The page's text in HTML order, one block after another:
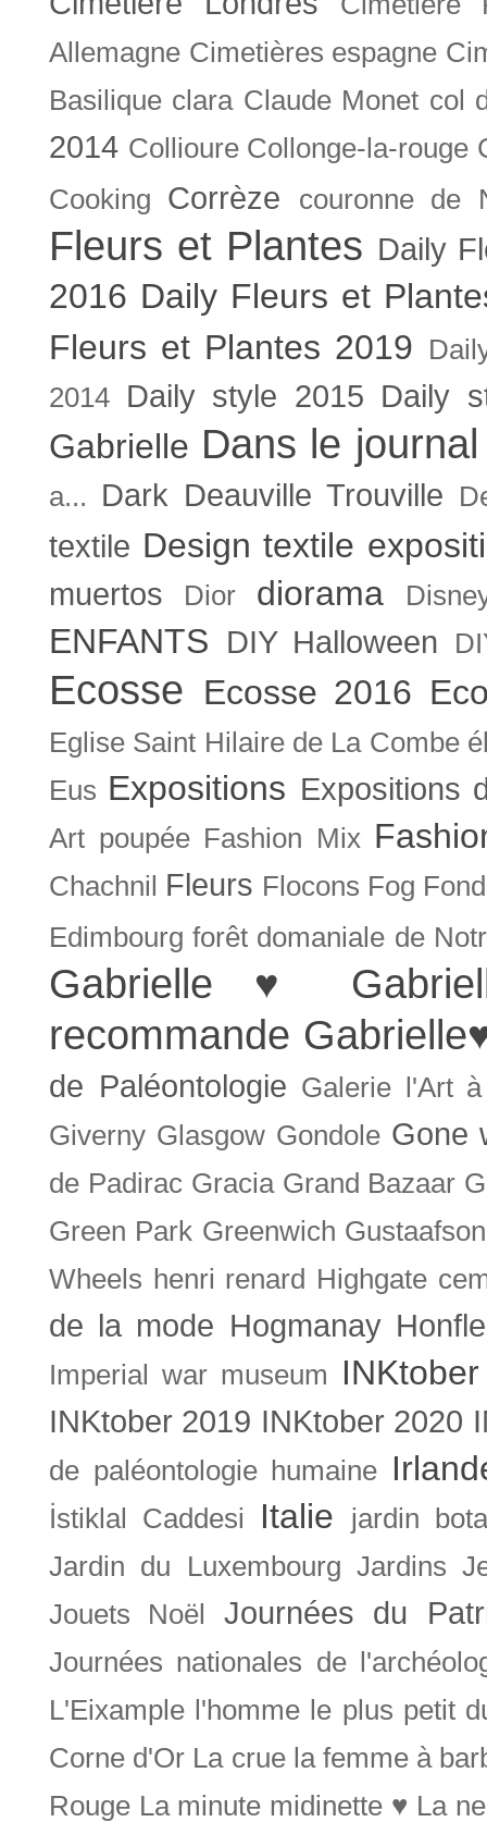
Allemagne Cimetières espagne
Basilique clara Claude Monet col
2014 Collioure Collonge-la-rouge
Cooking
Corrèze couronne de
Fleurs et Plantes Daily
2016 Daily Fleurs et
Fleurs et Plantes 2019
2014
Daily style 2015 Daily
Gabrielle Dans le journal
a... Dark Deauville Trouville
textile Design textile
muertos Dior diorama
ENFANTS DIY Halloween
Ecosse Ecosse 2016
Eglise Saint Hilaire de La Combe
Eus Expositions Expositions
Art poupée Fashion Mix
Chachnil Fleurs Flocons Fog
Edimbourg forêt domaniale de
Gabrielle ♥
recommande
de Paléontologie Galerie l'Art
Giverny Glasgow Gondole Gone
de Padirac Gracia Grand Bazaar
Green Park Greenwich Gustaafson
Wheels henri renard Highgate
de la mode Hogmanay
Imperial war museum INKtober
INKtober 2019 INKtober 2020
de paléontologie humaine
İstiklal Caddesi Italie
jardin
Jardin du Luxembourg Jardins
Jouets Noël
Journées du
Journées nationales de
L'Eixample l'homme le plus petit
Corne d'Or La crue la femme à
Rouge La minute midinette ♥ La